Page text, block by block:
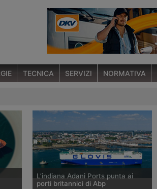
TECNICA SERVIZI NORMATIVA
L’indiana Adani Ports punta ai
porti britannici di Abp